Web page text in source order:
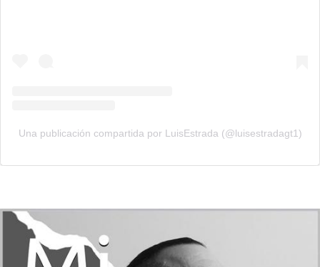
Una publicación compartida por LuisEstrada (@luisestradagt1)